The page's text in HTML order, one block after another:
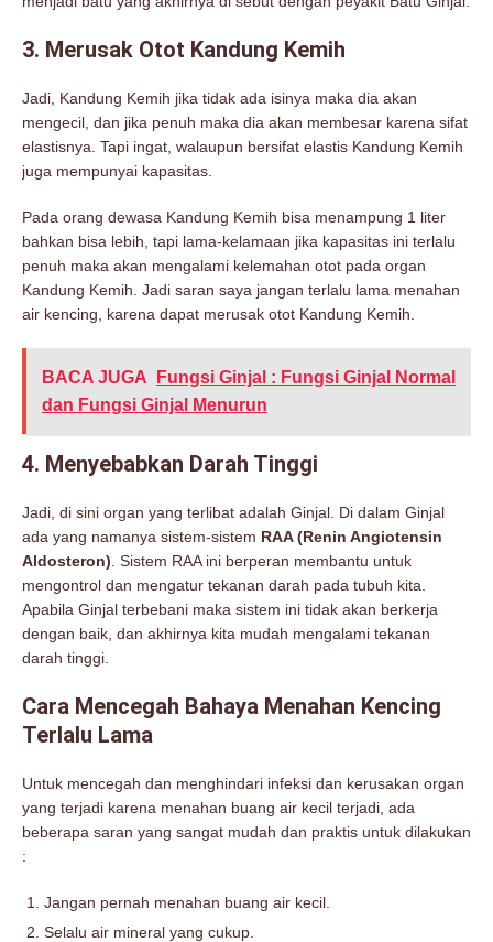
3. Merusak Otot Kandung Kemih
Jadi, Kandung Kemih jika tidak ada isinya maka dia akan
mengecil, dan jika penuh maka dia akan membesar karena sifat
elastisnya. Tapi ingat, walaupun bersifat elastis Kandung Kemih
juga mempunyai kapasitas.
Pada orang dewasa Kandung Kemih bisa menampung 1 liter
bahkan bisa lebih, tapi lama-kelamaan jika kapasitas ini terlalu
penuh maka akan mengalami kelemahan otot pada organ
Kandung Kemih. Jadi saran saya jangan terlalu lama menahan
air kencing, karena dapat merusak otot Kandung Kemih.
BACA JUGA
Fungsi Ginjal : Fungsi Ginjal Normal
dan Fungsi Ginjal Menurun
4. Menyebabkan Darah Tinggi
Jadi, di sini organ yang terlibat adalah Ginjal. Di dalam Ginjal
ada yang namanya sistem-sistem RAA (Renin Angiotensin
Aldosteron) . Sistem RAA ini berperan membantu untuk
mengontrol dan mengatur tekanan darah pada tubuh kita.
Apabila Ginjal terbebani maka sistem ini tidak akan berkerja
dengan baik, dan akhirnya kita mudah mengalami tekanan
darah tinggi.
Cara Mencegah Bahaya Menahan Kencing
Terlalu Lama
Untuk mencegah dan menghindari infeksi dan kerusakan organ
yang terjadi karena menahan buang air kecil terjadi, ada
beberapa saran yang sangat mudah dan praktis untuk dilakukan
:
Jangan pernah menahan buang air kecil.
Selalu air mineral yang cukup.